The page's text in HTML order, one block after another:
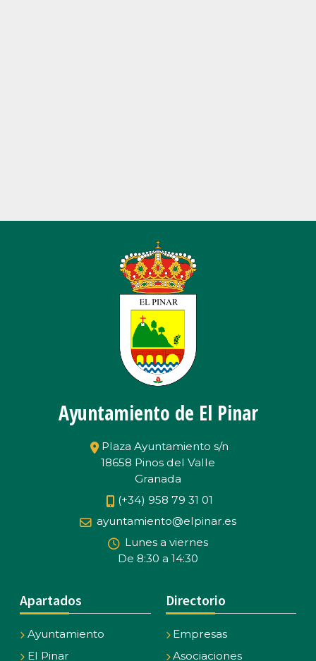
Ayuntamiento de El Pinar
Plaza Ayuntamiento s/n
18658 Pinos del Valle
Granada
(+34) 958 79 31 01
ayuntamiento@elpinar.es
Lunes a viernes
De 8:30 a 14:30
Apartados
Ayuntamiento
El Pinar
Directorio
Empresas
Asociaciones